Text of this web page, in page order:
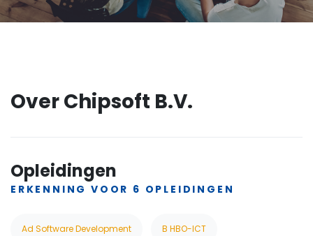
Over Chipsoft B.V.
Opleidingen
ERKENNING VOOR 6 OPLEIDINGEN
Ad Software Development B HBO-ICT